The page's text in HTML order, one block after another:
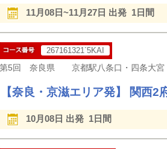
11月08日~11月27日 出発 1日間
267161321`5KAI
【奈良・京滋エリア発】 関
10月08日 出発 1日間